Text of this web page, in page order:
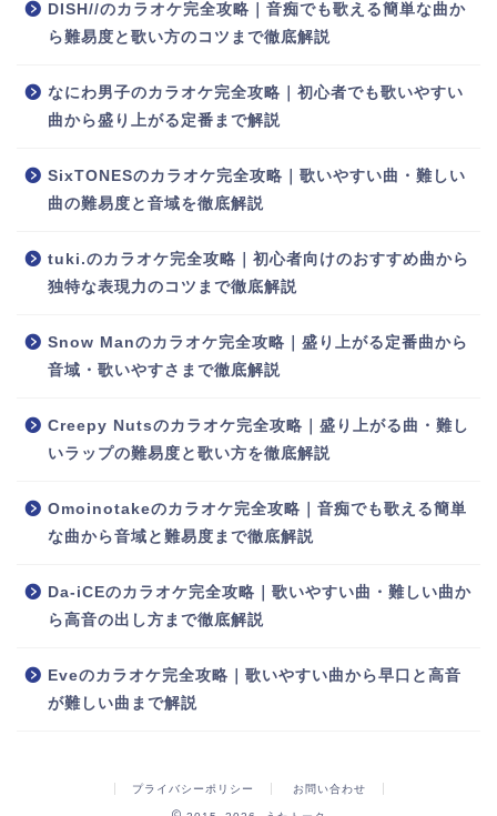
DISH//のカラオケ完全攻略｜音痴でも歌える簡単な曲か
ら難易度と歌い方のコツまで徹底解説
なにわ男子のカラオケ完全攻略｜初心者でも歌いやすい
曲から盛り上がる定番まで解説
SixTONESのカラオケ完全攻略｜歌いやすい曲・難しい
曲の難易度と音域を徹底解説
tuki.のカラオケ完全攻略｜初心者向けのおすすめ曲から
独特な表現力のコツまで徹底解説
Snow Manのカラオケ完全攻略｜盛り上がる定番曲から
音域・歌いやすさまで徹底解説
Creepy Nutsのカラオケ完全攻略｜盛り上がる曲・難し
いラップの難易度と歌い方を徹底解説
Omoinotakeのカラオケ完全攻略｜音痴でも歌える簡単
な曲から音域と難易度まで徹底解説
Da-iCEのカラオケ完全攻略｜歌いやすい曲・難しい曲か
ら高音の出し方まで徹底解説
Eveのカラオケ完全攻略｜歌いやすい曲から早口と高音
が難しい曲まで解説
プライバシーポリシー お問い合わせ